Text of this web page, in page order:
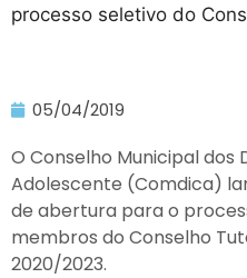
processo seletivo do
05/04/2019
O Conselho Municipal dos
Adolescente (Comdica)
de abertura para o
membros do Conselho
2020/2023.